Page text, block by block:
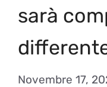
sarà
Novembre 17,